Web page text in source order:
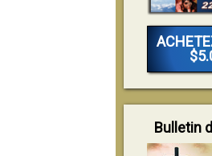
Bulletin